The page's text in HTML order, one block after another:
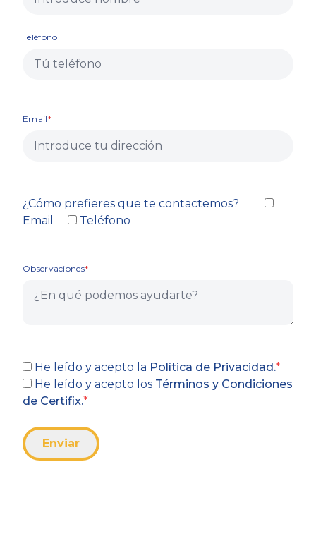
Teléfono
Email
¿Cómo prefieres que te contactemos?
Email
Teléfono
Observaciones
He leído y acepto la Política de Privacidad.*
He leído y acepto los Términos y Condiciones
de Certifix.*
Enviar